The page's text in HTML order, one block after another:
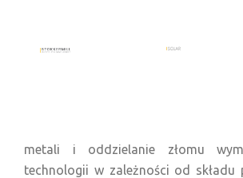
ROZWIĄZANIA DLA
metali i oddzielanie złomu
technologii w zależności od składu